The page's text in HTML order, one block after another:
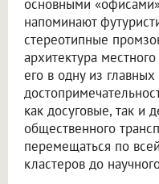
основными
напоминают
стереотипные
архитектура
его в одну из
как досуговые, так и
общественного
перемещаться по
кластеров до